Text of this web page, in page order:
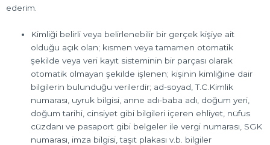
ederim.
Kimliği belirli veya belirlenebilir bir gerçek kişiye ait
olduğu açık olan; kısmen veya tamamen otomatik
şekilde veya veri kayıt sisteminin bir parçası olarak
otomatik olmayan şekilde işlenen; kişinin kimliğine dair
bilgilerin bulunduğu verilerdir; ad-soyad, T.C.Kimlik
numarası, uyruk bilgisi, anne adı-baba adı, doğum yeri,
doğum tarihi, cinsiyet gibi bilgileri içeren ehliyet, nüfus
cüzdanı ve pasaport gibi belgeler ile vergi numarası, SGK
numarası, imza bilgisi, taşıt plakası v.b. bilgiler